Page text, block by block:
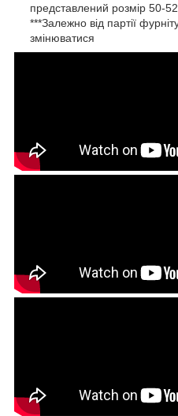
представлений розмір 50-52
***Залежно від партії
змінюватися